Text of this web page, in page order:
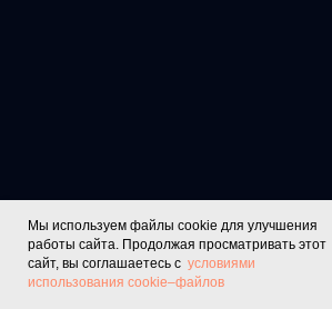
Мы используем файлы cookie для улучшения
работы сайта. Продолжая просматривать этот
сайт, вы соглашаетесь с условиями
использования cookie–файлов